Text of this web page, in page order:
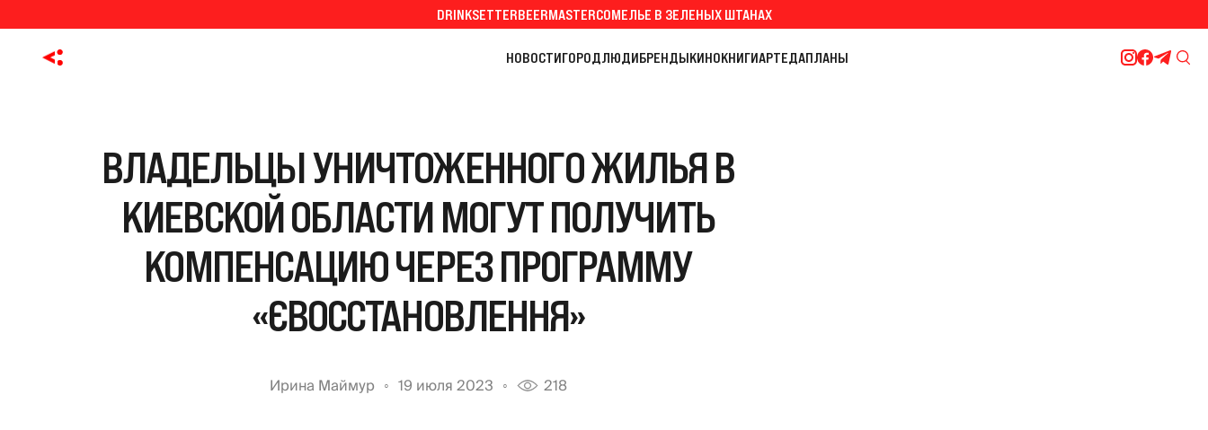
DRINKSETTERBEERMASTERСОМЕЛЬЕ В ЗЕЛЕНЫХ ШТАНАХ
НОВОСТИГОРОДЛЮДИБРЕНДЫКИНОКНИГИАРТЕДАПЛАНЫ
ВЛАДЕЛЬЦЫ УНИЧТОЖЕННОГО ЖИЛЬЯ В
КИЕВСКОЙ ОБЛАСТИ МОГУТ ПОЛУЧИТЬ
КОМПЕНСАЦИЮ ЧЕРЕЗ ПРОГРАММУ
«ЄВОССТАНОВЛЕННЯ»
Ирина Маймур 19 июля 2023 218